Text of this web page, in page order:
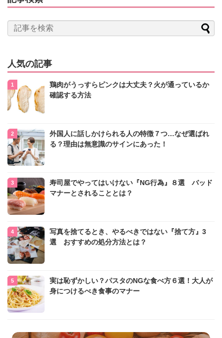
人気の記事
鶏肉がうっすらピンクは大丈夫？火が通っているか
確認する方法
外国人に話しかけられる人の特徴７つ…なぜ選ばれ
る？理由は無意識のサインにあった！
寿司屋でやってはいけない『NG行為』８選 バッド
マナーとされることとは？
写真を捨てるとき、やるべきではない『捨て方』3
選 おすすめの処分方法とは？
実は恥ずかしい？パスタのNGな食べ方６選！大人が
身につけるべき食事のマナー